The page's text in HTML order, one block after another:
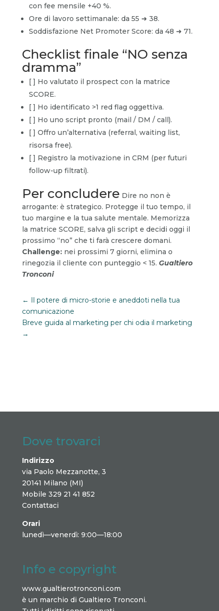
con fee mensile +40 %.
Ore di lavoro settimanale: da 55 ➜ 38.
Soddisfazione Net Promoter Score: da 48 ➜ 71.
Checklist finale “NO senza
dramma”
[ ] Ho valutato il prospect con la matrice
SCORE.
[ ] Ho identificato >1 red flag oggettiva.
[ ] Ho uno script pronto (mail / DM / call).
[ ] Offro un’alternativa (referral, waiting list,
risorsa free).
[ ] Registro la motivazione in CRM (per futuri
follow-up filtrati).
Per concludere Dire no non è
arrogante: è strategico. Protegge il tuo tempo, il
tuo margine e la tua salute mentale. Memorizza
la matrice SCORE, salva gli script e decidi oggi il
prossimo “no” che ti farà crescere domani.
Challenge:nei prossimi 7 giorni, elimina o
rinegozia il cliente con punteggio < 15. Gualtiero
Tronconi
← Il potere di micro-storie e aneddoti nella tua
comunicazione
Breve guida al marketing per chi odia il marketing
→
Dove trovarci
Indirizzo
via Paolo Mezzanotte, 3
20141 Milano (MI)
Mobile 329 21 41 852
Contattaci
Orari
lunedì—venerdì: 9:00—18:00
Info e copyright
www.gualtierotronconi.com
è un marchio di Gualtiero Tronconi.